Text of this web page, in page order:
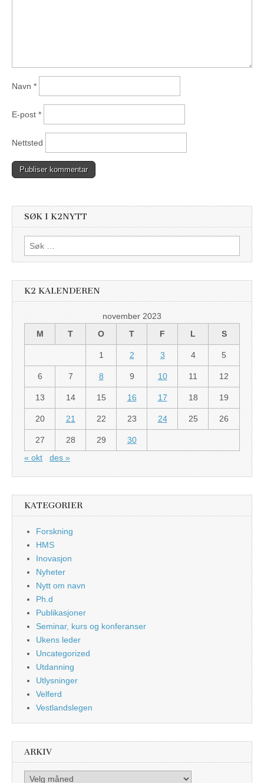
Navn *
E-post *
Nettsted
SØK I K2NYTT
Søk
etter:
K2 KALENDEREN
november 2023
M
T O T F L S
1 2 3 4 5
6 7 8 9 10 11 12
13 14 15 16 17 18 19
20 21 22 23 24 25 26
27 28 29
30
« okt
des »
KATEGORIER
Forskning
HMS
Inovasjon
Nyheter
Nytt om navn
Ph.d
Publikasjoner
Seminar, kurs og konferanser
Ukens leder
Uncategorized
Utdanning
Utlysninger
Velferd
Vestlandslegen
ARKIV
Arkiv